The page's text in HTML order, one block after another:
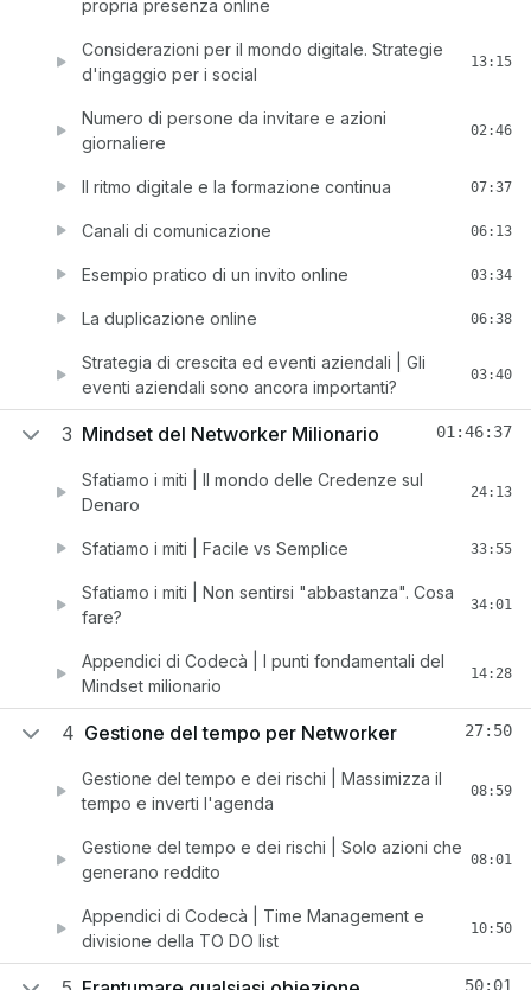
propria presenza online
Considerazioni per il mondo digitale. Strategie
d'ingaggio per i social
13:15
Numero di persone da invitare e azioni
giornaliere
02:46
Il ritmo digitale e la formazione continua 07:37
Canali di comunicazione 06:13
Esempio pratico di un invito online 03:34
La duplicazione online 06:38
Strategia di crescita ed eventi aziendali | Gli
eventi aziendali sono ancora importanti?
03:40
3 Mindset del Networker Milionario 01:46:37
Sfatiamo i miti | Il mondo delle Credenze sul
Denaro
24:13
Sfatiamo i miti | Facile vs Semplice 33:55
Sfatiamo i miti | Non sentirsi "abbastanza". Cosa
fare?
34:01
Appendici di Codecà | I punti fondamentali del
Mindset milionario
14:28
4 Gestione del tempo per Networker 27:50
Gestione del tempo e dei rischi | Massimizza il
tempo e inverti l'agenda
08:59
Gestione del tempo e dei rischi | Solo azioni che
generano reddito
08:01
Appendici di Codecà | Time Management e
divisione della TO DO list
10:50
50:01